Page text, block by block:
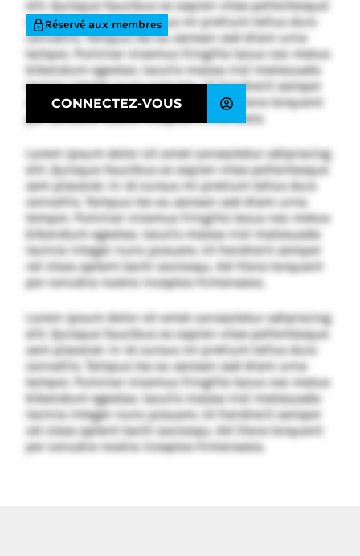
Réservé aux membres
CONNECTEZ-VOUS
elit. Quisque faucibus ex sapien vitae pellentesque
sem placerat. In id cursus mi pretium tellus duis
convallis. Tempus leo eu aenean sed diam urna
tempor. Pulvinar vivamus fringilla lacus nec metus
bibendum egestas. Iaculis massa nisl malesuada
lacinia integer nunc posuere. Ut hendrerit semper
vel class aptent taciti sociosqu. Ad litora torquent
per conubia nostra inceptos himenaeos.
Lorem ipsum dolor sit amet consectetur adipiscing
elit. Quisque faucibus ex sapien vitae pellentesque
sem placerat. In id cursus mi pretium tellus duis
convallis. Tempus leo eu aenean sed diam urna
tempor. Pulvinar vivamus fringilla lacus nec metus
bibendum egestas. Iaculis massa nisl malesuada
lacinia integer nunc posuere. Ut hendrerit semper
vel class aptent taciti sociosqu. Ad litora torquent
per conubia nostra inceptos himenaeos.
Lorem ipsum dolor sit amet consectetur adipiscing
elit. Quisque faucibus ex sapien vitae pellentesque
sem placerat. In id cursus mi pretium tellus duis
convallis. Tempus leo eu aenean sed diam urna
tempor. Pulvinar vivamus fringilla lacus nec metus
bibendum egestas. Iaculis massa nisl malesuada
lacinia integer nunc posuere. Ut hendrerit semper
vel class aptent taciti sociosqu. Ad litora torquent
per conubia nostra inceptos himenaeos.